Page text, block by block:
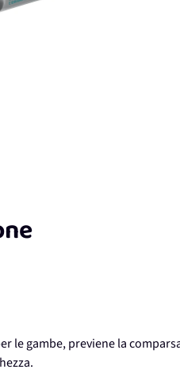
le gambe, previene la